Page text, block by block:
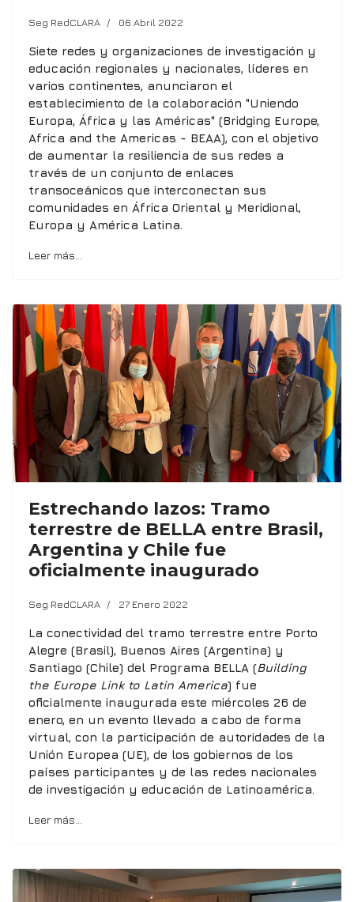
Seg RedCLARA 06 Abril 2022
Siete redes y organizaciones de investigación y
educación regionales y nacionales, líderes en
varios continentes, anunciaron el
establecimiento de la colaboración "Uniendo
Europa, África y las Américas" (Bridging Europe,
Africa and the Americas - BEAA), con el objetivo
de aumentar la resiliencia de sus redes a
través de un conjunto de enlaces
transoceánicos que interconectan sus
comunidades en África Oriental y Meridional,
Europa y América Latina.
Leer más…
Estrechando lazos: Tramo
terrestre de BELLA entre Brasil,
Argentina y Chile fue
oficialmente inaugurado
Seg RedCLARA 27 Enero 2022
La conectividad del tramo terrestre entre Porto
Alegre (Brasil), Buenos Aires (Argentina) y
Santiago (Chile) del Programa BELLA (Building
the Europe Link to Latin America) fue
oficialmente inaugurada este miércoles 26 de
enero, en un evento llevado a cabo de forma
virtual, con la participación de autoridades de la
Unión Europea (UE), de los gobiernos de los
países participantes y de las redes nacionales
de investigación y educación de Latinoamérica.
Leer más…